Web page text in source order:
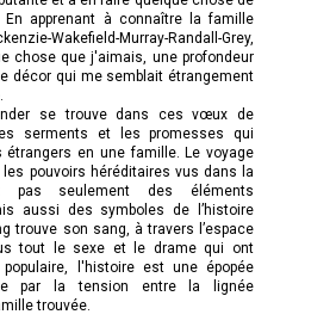
En apprenant à connaître la famille
Wakefield-Murray-Randall-Grey,
chose que j'aimais, une profondeur
décor qui me semblait étrangement
se trouve dans ces vœux de
serments et les promesses qui
étrangers en une famille. Le voyage
pouvoirs héréditaires vus dans la
seulement des éléments
aussi des symboles de l’histoire
trouve son sang, à travers l’espace
tout le sexe et le drame qui ont
l'histoire est une épopée
par la tension entre la lignée
trouvée.